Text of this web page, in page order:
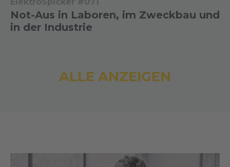
Not-Aus in Laboren, im Zweckbau und
in der Industrie
ALLE ANZEIGEN